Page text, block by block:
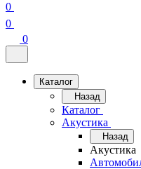
0
0
0
Каталог
Назад
Каталог
Акустика
Назад
Акустика